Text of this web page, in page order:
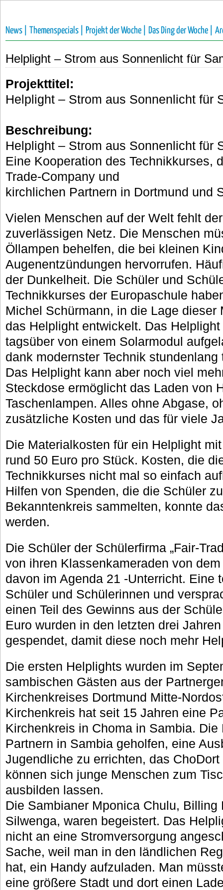
News | Themenspecials | Projekt der Woche | Das Ding der Woche |
Helplight – Strom aus Sonnenlicht für
Projekttitel:
Helplight – Strom aus Sonnenlicht für
Beschreibung:
Helplight – Strom aus Sonnenlicht für
Eine Kooperation des Technikkurses,
Trade-Company und
kirchlichen Partnern in Dortmund und
Vielen Menschen auf der Welt fehlt
zuverlässigen Netz. Die Menschen
Öllampen behelfen, die bei kleinen
Augenentzündungen hervorrufen.
der Dunkelheit. Die Schüler und
Technikkurses der Europaschule
Michel Schürmann, in die Lage dieser
das Helplight entwickelt. Das
tagsüber von einem Solarmodul
dank modernster Technik
Das Helplight kann aber noch viel
Steckdose ermöglicht das Laden von
Taschenlampen. Alles ohne Abgase,
zusätzliche Kosten und das für viele
Die Materialkosten für ein Helplight
rund 50 Euro pro Stück. Kosten, die
Technikkurses nicht mal so einfach
Hilfen von Spenden, die die Schüler
Bekanntenkreis sammelten, konnte
werden.
Die Schüler der Schülerfirma „Fair-
von ihren Klassenkameraden von
davon im Agenda 21 -Unterricht. Eine
Schüler und Schülerinnen und
einen Teil des Gewinns aus der
Euro wurden in den letzten drei
gespendet, damit diese noch mehr
Die ersten Helplights wurden im
sambischen Gästen aus der
Kirchenkreises Dortmund Mitte-
Kirchenkreis hat seit 15 Jahren eine
Kirchenkreis in Choma in Sambia.
Partnern in Sambia geholfen, eine
Jugendliche zu errichten, das
können sich junge Menschen zum
ausbilden lassen.
Die Sambianer Mponica Chulu, Billing
Silwenga, waren begeistert. Das
nicht an eine Stromversorgung
Sache, weil man in den ländlichen
hat, ein Handy aufzuladen. Man
eine größere Stadt und dort einen